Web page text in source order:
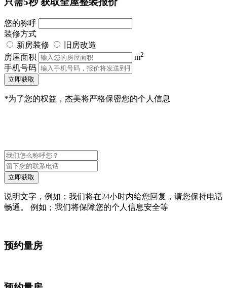
您的称呼
装修方式
新房装修
旧房改造
房屋面积
m2
手机号码
立即获取
*为了您的权益，杰美将严格保密您的个人信息
立即获取
说明文字，例如；我们将在24小时内给您回复，请您保持电话
畅通。 例如；我们将保障您的个人信息安全等
预约量房